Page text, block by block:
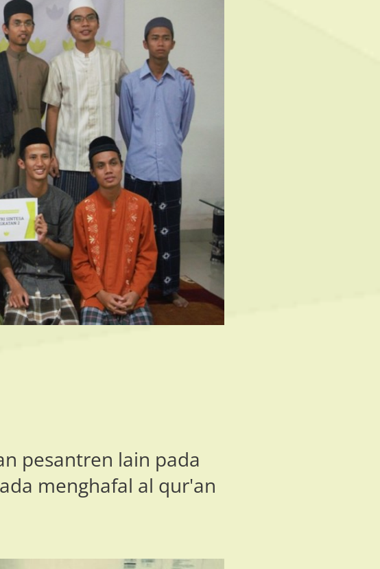
pesantren lain pada
menghafal al qur'an